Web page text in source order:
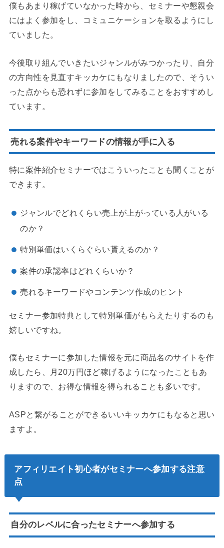
僕もあまり稼げていなかった時から、セミナーや懇親会
にはよく参加をし、コミュニケーションを取るようにし
ていました。
今後取り組んでいきたいジャンルがみつかったり、自分
の方向性を見直すキッカケにもなりましたので、そうい
った点からも恐れずに参加をしてみることをおすすめし
ています。
売れる案件やキーワードの情報が手に入る
特に案件紹介セミナーではこういったことも聞くことが
できます。
ジャンルでどれくらい売上が上がっている人がいる
のか？
特別単価はいくらぐらい貰えるのか？
案件の承認率はどれくらいか？
売れるキーワードやコンテンツ作成のヒント
セミナー参加特典として特別単価がもらえたりするのも
嬉しいですね。
僕も セミナーに参加した情報を元に商品名のサイトを作
成したら、月20万円ほど稼げるようになった こともあ
りますので、お得な情報を得られることも多いです。
ASPと繋がることができるいいキッカケにもなると思い
ますよ。
アフィリエイト初心者がセミナーへ参加する注意
点
自分のレベルに合ったセミナーへ参加する